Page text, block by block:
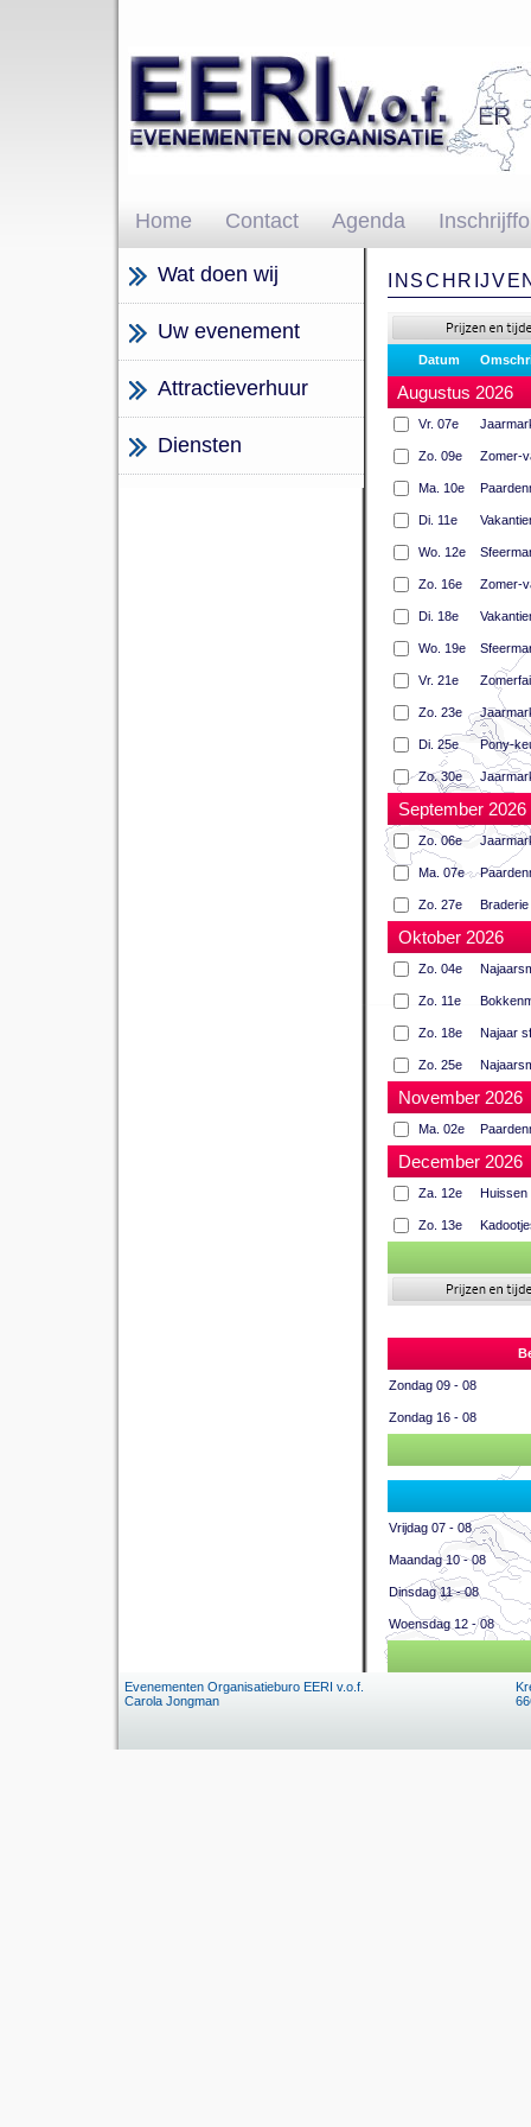
Home Contact Agenda
Wat doen wij
Uw evenement
Attractieverhuur
Diensten
Datum
Augustus 2026
Vr. 07e
Zo. 09e Zomer-
Ma. 10e
Di. 11e
Wo. 12e
Zo. 16e Zomer-
Di. 18e
Wo. 19e
Vr. 21e
Zo. 23e
Di. 25e Pony-
Zo. 30e
September 2026
Zo. 06e
Ma. 07e
Zo. 27e
Oktober 2026
Zo. 04e
Zo. 11e
Zo. 18e Najaar
Zo. 25e
November 2026
Ma. 02e
December 2026
Za. 12e Huissen
Zo. 13e
Zondag 09 - 08
Zondag 16 - 08
Vrijdag 07 - 08
Maandag 10 - 08
Dinsdag 11 - 08
Woensdag 12 - 08
Evenementen Organisatieburo EERI v.o.f.
Carola Jongman